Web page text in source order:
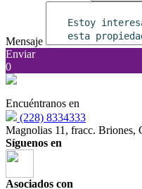
Mensaje
Enviar
0
Encuéntranos en
(228) 8334333
Magnolias 11, fracc. Briones,
Síguenos en
Asociados con